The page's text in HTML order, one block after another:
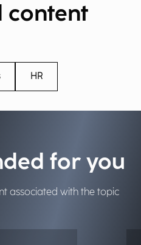
content
HR
for you
associated with the topic